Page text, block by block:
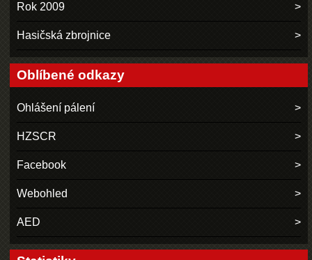
Rok 2009
Hasičská zbrojnice
Oblíbené odkazy
Ohlášení pálení
HZSCR
Facebook
Webohled
AED